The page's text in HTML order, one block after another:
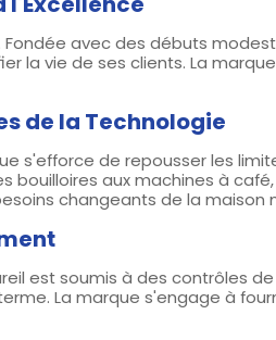
avec des débuts
la vie de ses clients. La
de la Technologie
s'efforce de repousser les
aux machines à
changeants de la maison
est soumis à des contrôles
La marque s'engage à